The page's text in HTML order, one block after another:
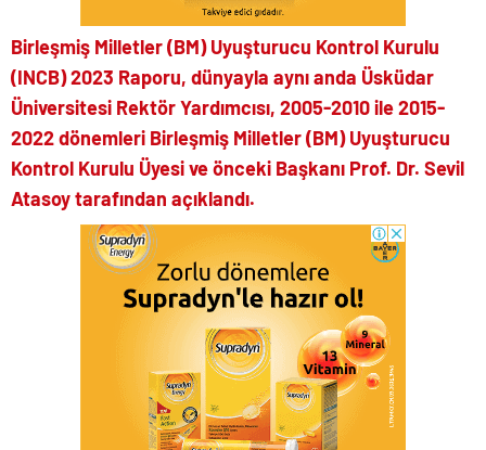
Birleşmiş Milletler (BM) Uyuşturucu Kontrol Kurulu
(INCB) 2023 Raporu, dünyayla aynı anda Üsküdar
Üniversitesi Rektör Yardımcısı, 2005-2010 ile 2015-
2022 dönemleri Birleşmiş Milletler (BM) Uyuşturucu
Kontrol Kurulu Üyesi ve önceki Başkanı Prof. Dr. Sevil
Atasoy tarafından açıklandı.